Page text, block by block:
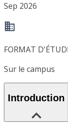
Sep 2026
FORMAT
Sur le campus
Introduction